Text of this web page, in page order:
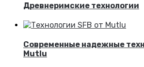
Древнеримские технологии
Современные надежные
Mutlu